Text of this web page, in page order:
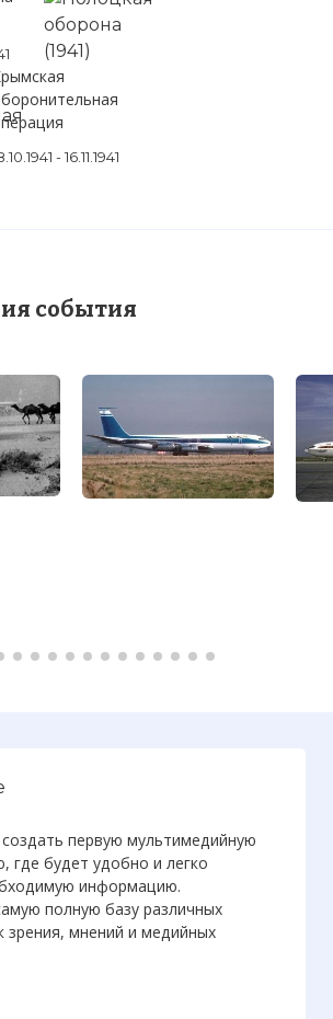
- 16.11.1941
события
первую мультимедийную
где будет удобно и легко
информацию.
полную базу различных
зрения, мнений и медийных